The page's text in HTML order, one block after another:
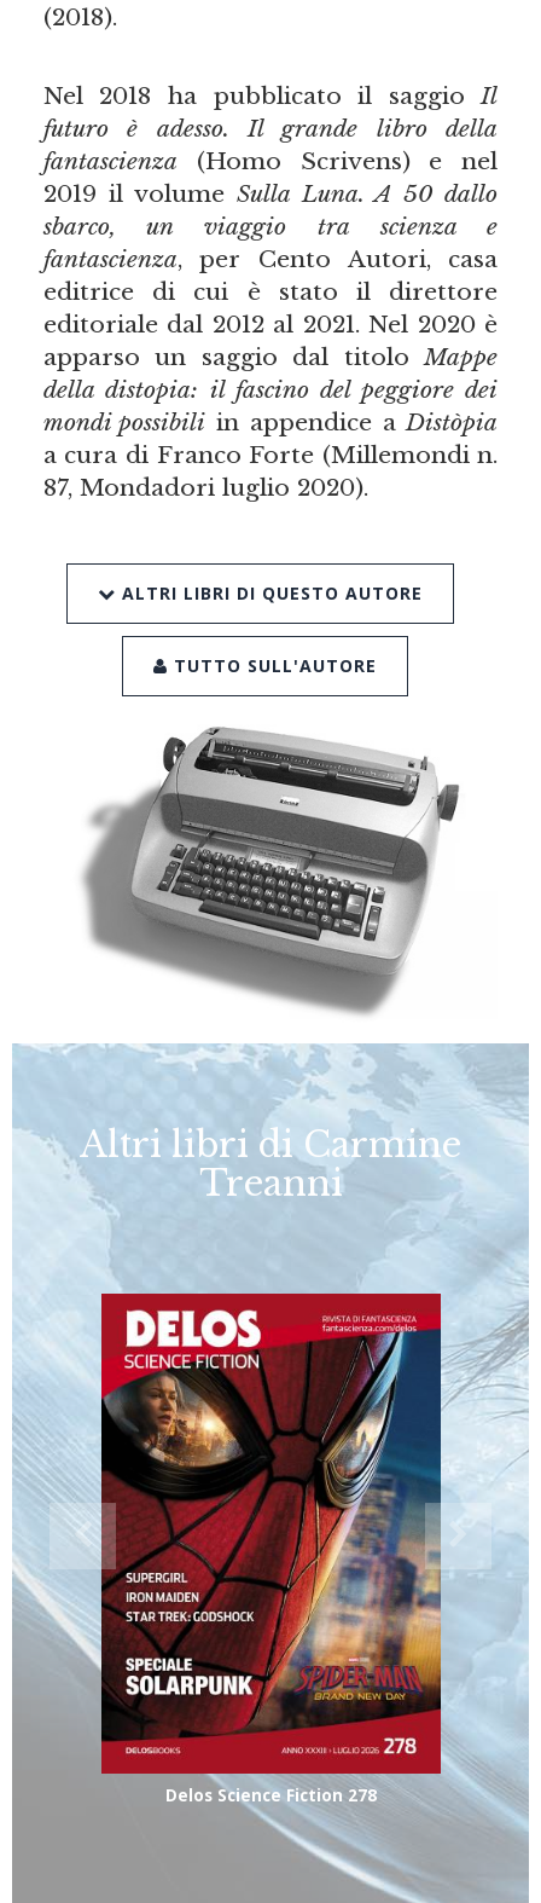
(2018).
Nel 2018 ha pubblicato il saggioIl
futuro è adesso. Il grande libro della
fantascienza (Homo Scrivens) e nel
2019 il volumeSulla Luna. A 50 dallo
sbarco, un viaggio tra scienza e
fantascienza, per Cento Autori, casa
editrice di cui è stato il direttore
editoriale dal 2012 al 2021. Nel 2020 è
apparso un saggio dal titoloMappe
della distopia: il fascino del peggiore dei
mondi possibili in appendice aDistòpia
a cura di Franco Forte (Millemondi n.
87, Mondadori luglio 2020).
ALTRI LIBRI DI QUESTO AUTORE
TUTTO SULL'AUTORE
Altri libri di Carmine
Treanni
Delos Science Fiction 278